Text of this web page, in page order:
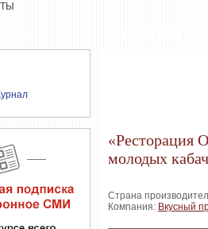
«Ресторация
молодых
Страна
Компания: Вкусный